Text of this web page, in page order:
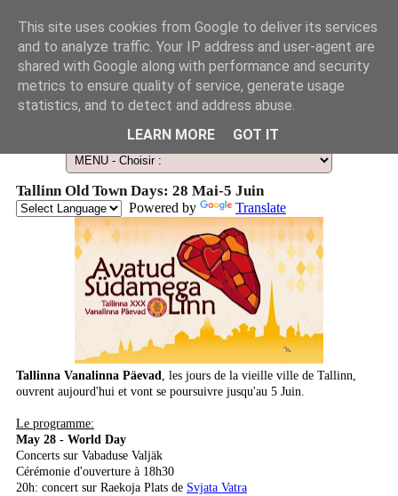
Le Guide des Smart Télescopes et de l'Astronomie amateur
Tallinn Old Town Days: 28 Mai-5 Juin
Powered by Translate
Tallinna Vanalinna Päevad, les jours de la vieille ville de Tallinn,
ouvrent aujourd'hui et vont se poursuivre jusqu'au 5 Juin.
Le programme:
May 28 - World Day
Concerts sur Vabaduse Valjäk
Cérémonie d'ouverture à 18h30
20h: concert sur Raekoja Plats de Svjata Vatra
This site uses cookies from Google to deliver its services
and to analyze traffic. Your IP address and user-agent are
shared with Google along with performance and security
metrics to ensure quality of service, generate usage
statistics, and to detect and address abuse.
LEARN MORE
GOT IT